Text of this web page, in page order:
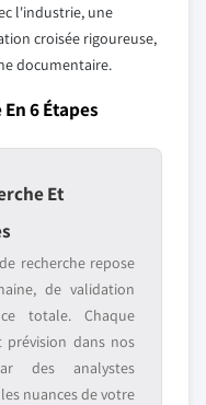
l'industrie, une
croisée rigoureuse,
documentaire.
6 Étapes
Et
recherche repose
de validation
totale. Chaque
prévision dans nos
des analystes
nuances de votre